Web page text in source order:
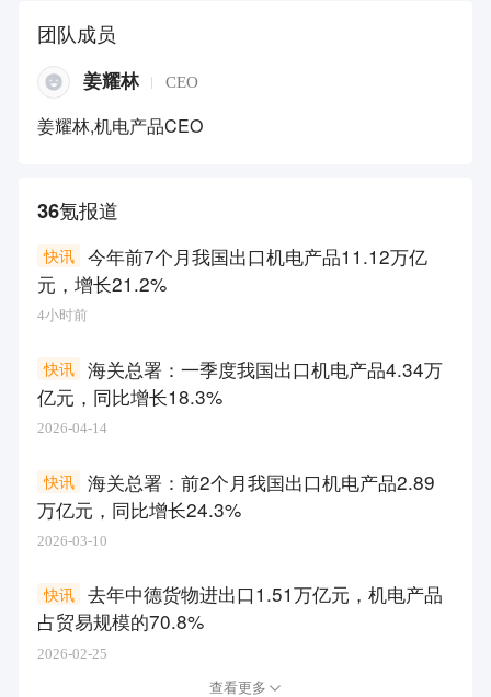
团队成员
姜耀林 CEO
姜耀林,机电产品CEO
36氪报道
今年前7个月我国出口机电产品11.12万亿
元，增长21.2%
快讯
4小时前
海关总署：一季度我国出口机电产品4.34万
亿元，同比增长18.3%
快讯
2026-04-14
海关总署：前2个月我国出口机电产品2.89
万亿元，同比增长24.3%
快讯
2026-03-10
去年中德货物进出口1.51万亿元，机电产品
占贸易规模的70.8%
快讯
2026-02-25
查看更多